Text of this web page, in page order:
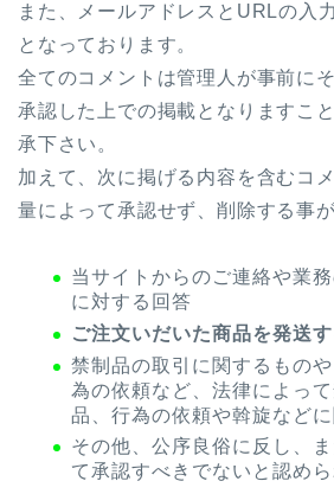
また、メールアドレスとURLの入
となっております。
全てのコメントは管理人が事前に
承認した上での掲載となりますこ
承下さい。
加えて、次に掲げる内容を含むコ
量によって承認せず、削除する事が
当サイトからのご連絡や業
に対する回答
ご注文いだいた商品を発送
禁制品の取引に関するもの
為の依頼など、法律によっ
品、行為の依頼や斡旋などに
その他、公序良俗に反し、
て承認すべきでないと認めら